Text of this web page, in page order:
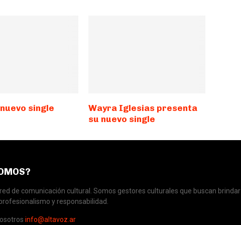
single
Wayra Iglesias presenta
su nuevo single
red de comunicación cultural. Somos gestores culturales que buscan brindar
y responsabilidad.
info@altavoz.ar